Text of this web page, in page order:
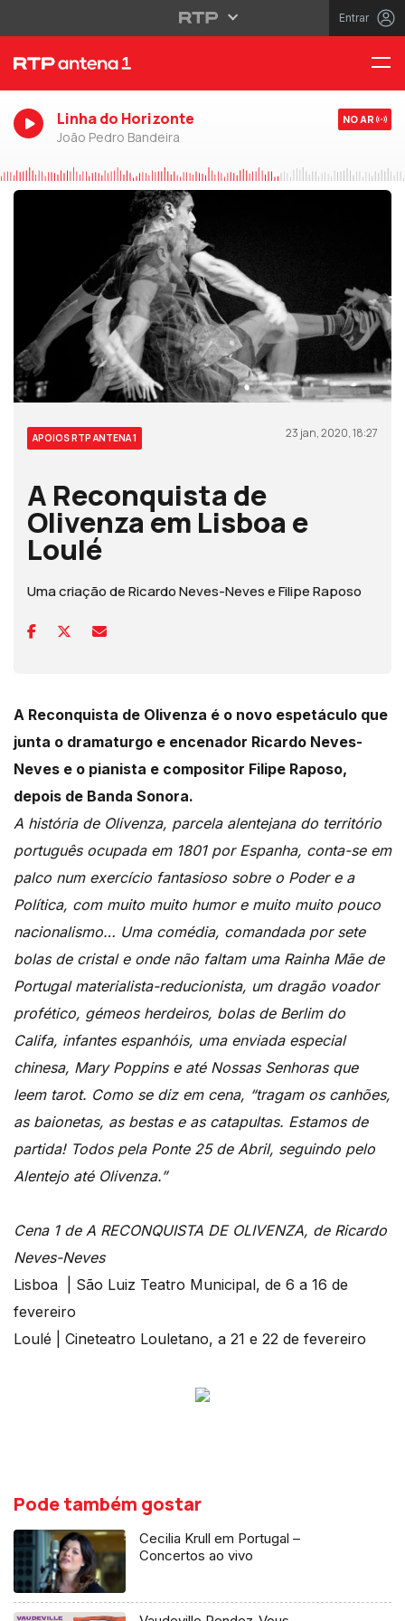
Entrar
Linha do Horizonte
João Pedro Bandeira
NO AR
APOIOS RTP ANTENA 1 23 jan, 2020, 18:27
A Reconquista de
Olivenza em Lisboa e
Loulé
Uma criação de Ricardo Neves-Neves e Filipe Raposo
A Reconquista de Olivenza é o novo espetáculo que
junta o dramaturgo e encenador Ricardo Neves-
Neves e o pianista e compositor Filipe Raposo,
depois de Banda Sonora.
A história de Olivenza, parcela alentejana do território
português ocupada em 1801 por Espanha, conta-se em
palco num exercício fantasioso sobre o Poder e a
Política, com muito muito humor e muito muito pouco
nacionalismo… Uma comédia, comandada por sete
bolas de cristal e onde não faltam uma Rainha Mãe de
Portugal materialista-reducionista, um dragão voador
profético, gémeos herdeiros, bolas de Berlim do
Califa, infantes espanhóis, uma enviada especial
chinesa, Mary Poppins e até Nossas Senhoras que
leem tarot. Como se diz em cena, “tragam os canhões,
as baionetas, as bestas e as catapultas. Estamos de
partida! Todos pela Ponte 25 de Abril, seguindo pelo
Alentejo até Olivenza.”
Cena 1 de A RECONQUISTA DE OLIVENZA, de Ricardo
Neves-Neves
Lisboa | São Luiz Teatro Municipal, de 6 a 16 de
fevereiro
Loulé | Cineteatro Louletano, a 21 e 22 de fevereiro
Pode também gostar
Cecilia Krull em Portugal –
Concertos ao vivo